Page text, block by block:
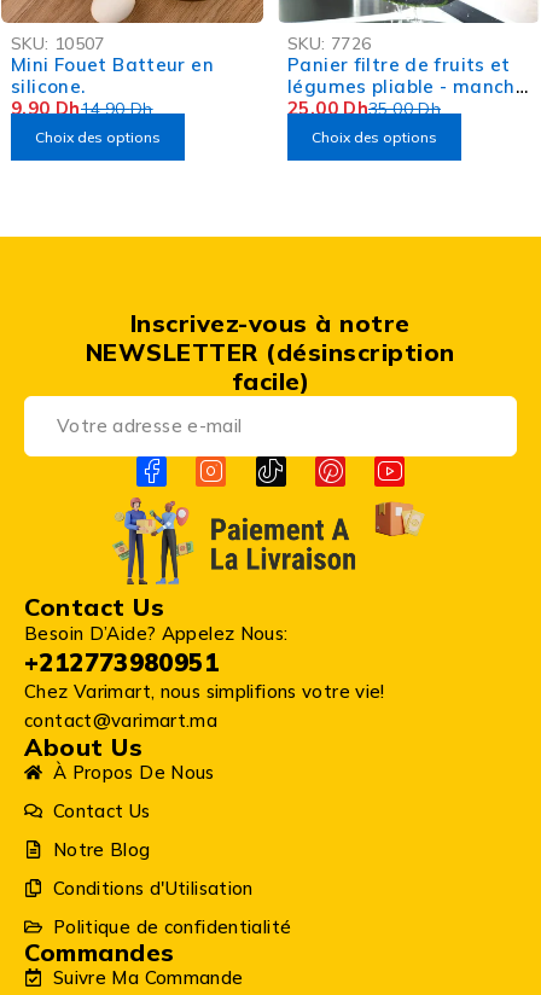
SKU: 10507
Mini Fouet Batteur en
silicone.
14,90Dh
9,90 Dh
Choix des options
SKU: 7726
Panier filtre de fruits et
légumes pliable - manche
gris
35,00Dh
25,00 Dh
Choix des options
Contact Us
Besoin D’Aide? Appelez Nous:
+212773980951
Chez Varimart, nous simplifions votre vie!
contact@varimart.ma
About Us
À Propos De Nous
Contact Us
Notre Blog
Conditions d'Utilisation
Politique de confidentialité
Commandes
Suivre Ma Commande
Inscrivez-vous à notre
NEWSLETTER (désinscription
facile)